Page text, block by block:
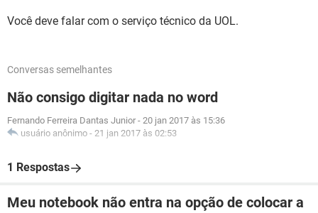
Você deve falar com o serviço técnico da UOL.
Conversas semelhantes
Não consigo digitar nada no word
Fernando Ferreira Dantas Junior - 20 jan 2017 às 15:36
usuário anônimo - 21 jan 2017 às 02:53
1 Respostas
Meu notebook não entra na opção de colocar a